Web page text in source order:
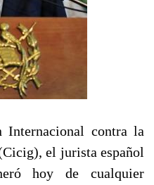
contra la
el jurista español
hoy de cualquier